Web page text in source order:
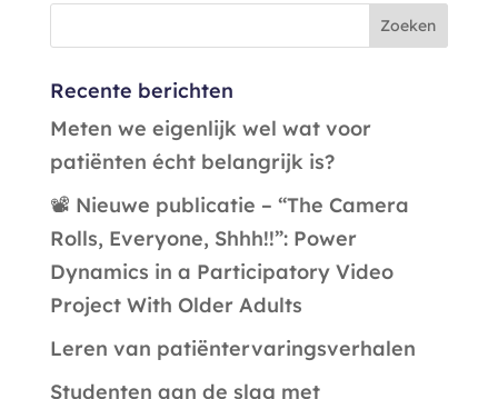
Recente berichten
Meten we eigenlijk wel wat voor
patiënten écht belangrijk is?
📽️ Nieuwe publicatie – “The Camera
Rolls, Everyone, Shhh!!”: Power
Dynamics in a Participatory Video
Project With Older Adults
Leren van patiëntervaringsverhalen
Studenten aan de slag met